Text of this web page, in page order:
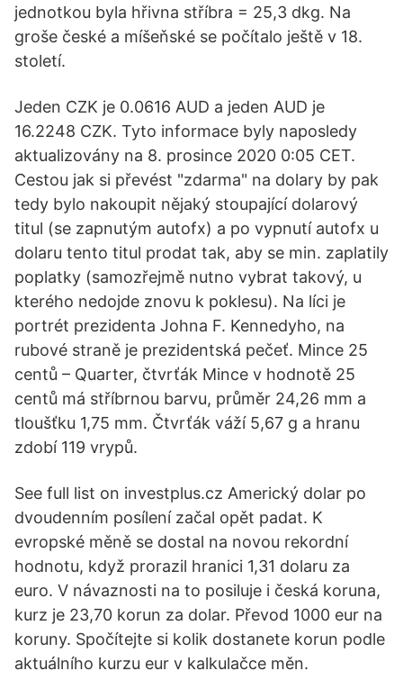
jednotkou byla hřivna stříbra = 25,3 dkg. Na
groše české a míšeňské se počítalo ještě v 18.
století.
Jeden CZK je 0.0616 AUD a jeden AUD je
16.2248 CZK. Tyto informace byly naposledy
aktualizovány na 8. prosince 2020 0:05 CET.
Cestou jak si převést "zdarma" na dolary by pak
tedy bylo nakoupit nějaký stoupající dolarový
titul (se zapnutým autofx) a po vypnutí autofx u
dolaru tento titul prodat tak, aby se min. zaplatily
poplatky (samozřejmě nutno vybrat takový, u
kterého nedojde znovu k poklesu). Na líci je
portrét prezidenta Johna F. Kennedyho, na
rubové straně je prezidentská pečeť. Mince 25
centů – Quarter, čtvrťák Mince v hodnotě 25
centů má stříbrnou barvu, průměr 24,26 mm a
tloušťku 1,75 mm. Čtvrťák váží 5,67 g a hranu
zdobí 119 vrypů.
See full list on investplus.cz Americký dolar po
dvoudenním posílení začal opět padat. K
evropské měně se dostal na novou rekordní
hodnotu, když prorazil hranici 1,31 dolaru za
euro. V návaznosti na to posiluje i česká koruna,
kurz je 23,70 korun za dolar. Převod 1000 eur na
koruny. Spočítejte si kolik dostanete korun podle
aktuálního kurzu eur v kalkulačce měn.